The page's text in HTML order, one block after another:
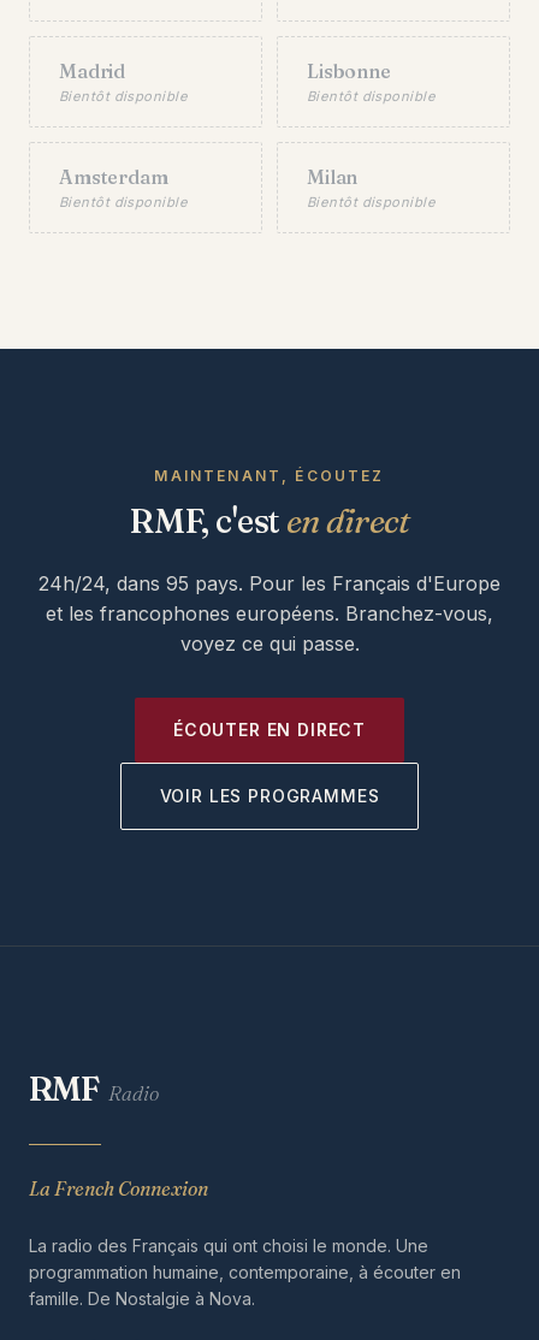
Madrid
Bientôt disponible
Lisbonne
Bientôt disponible
Amsterdam
Bientôt disponible
Milan
Bientôt disponible
MAINTENANT, ÉCOUTEZ
RMF, c'est en direct
24h/24, dans 95 pays. Pour les Français d'Europe
et les francophones européens. Branchez-vous,
voyez ce qui passe.
ÉCOUTER EN DIRECT
VOIR LES PROGRAMMES
RMF Radio
La French Connexion
La radio des Français qui ont choisi le monde. Une
programmation humaine, contemporaine, à écouter en
famille. De Nostalgie à Nova.